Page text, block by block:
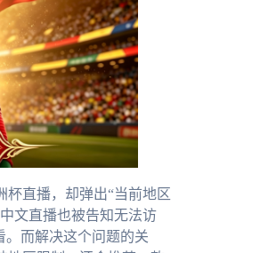
直播，却弹出“当前地区
文直播也被告知无法访
。而解决这个问题的关